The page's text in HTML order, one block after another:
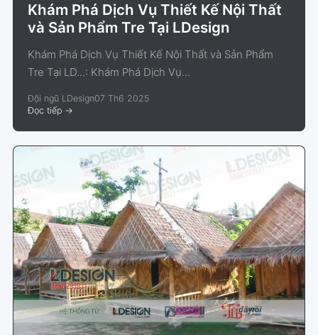
Khám Phá Dịch Vụ Thiết Kế Nội Thất
và Sản Phẩm Tre Tại LDesign
Khám Phá Dịch Vụ Thiết Kế Nội Thất và Sản Phẩm
Tre Tại LD...: Khám Phá Dịch Vụ...
Đội ngũ LDesign07 Th6 2025
Đọc tiếp ->